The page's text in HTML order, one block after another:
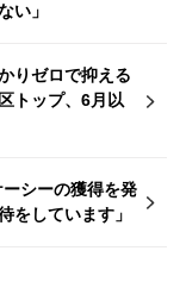
い」
りゼロで抑える
トップ、6月以
シーの獲得を発
しています」